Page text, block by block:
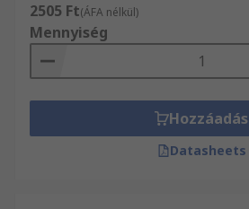
2505 Ft(ÁFA nélkül)
Mennyiség
Hozzáadás
Datasheets